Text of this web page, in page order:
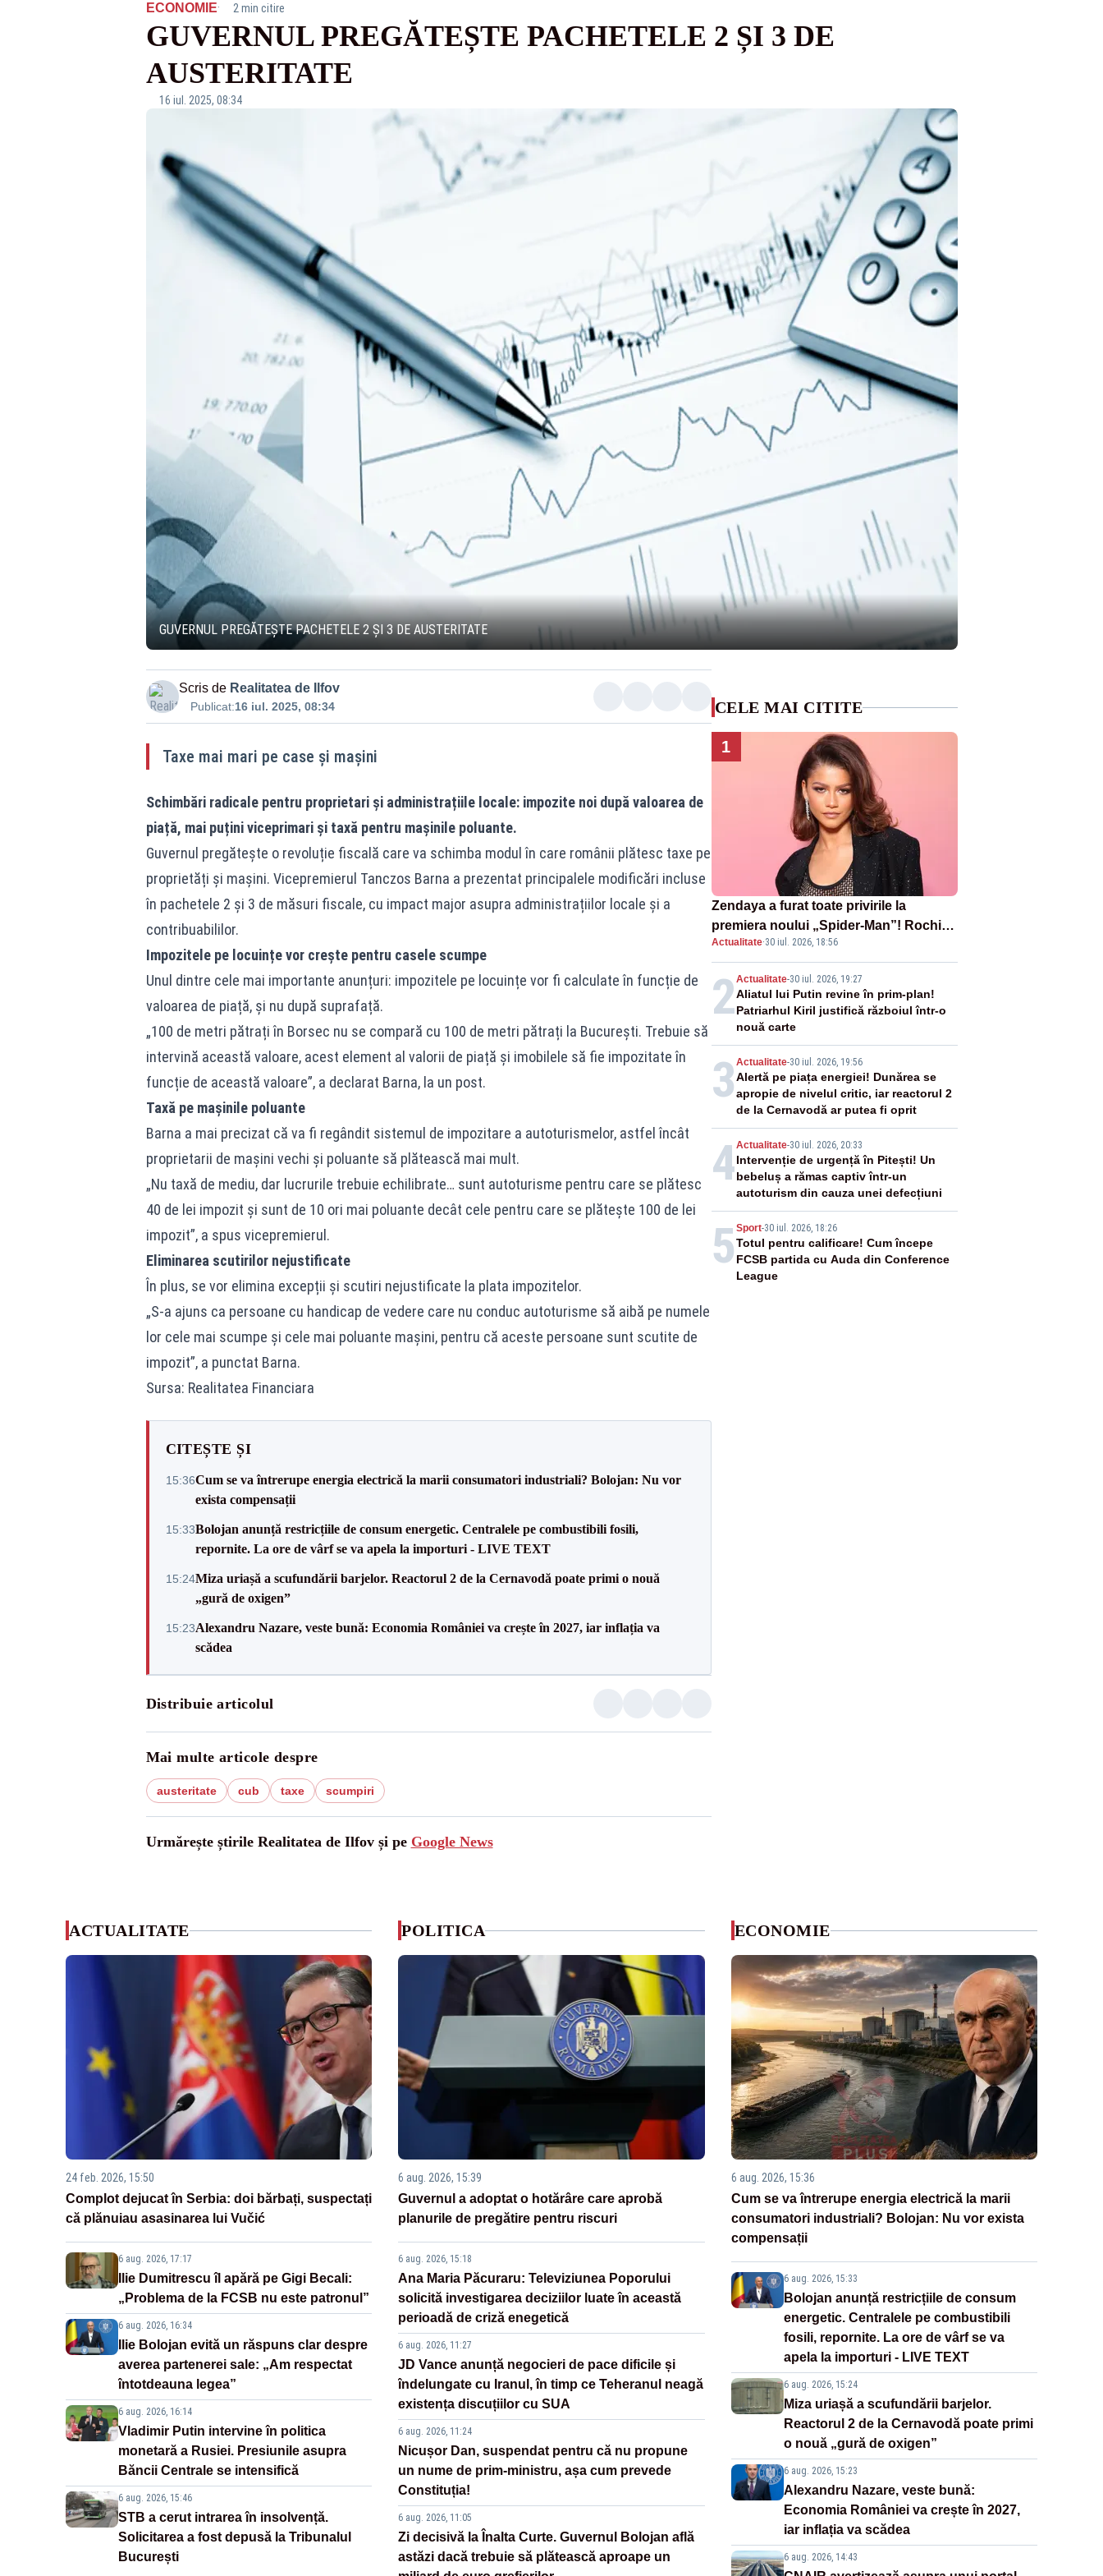
ECONOMIE· 2 min citire
GUVERNUL PREGĂTEȘTE PACHETELE 2 ȘI 3 DE
AUSTERITATE
16 iul. 2025, 08:34
GUVERNUL PREGĂTEȘTE PACHETELE 2 ȘI 3 DE AUSTERITATE
Scris de Realitatea de Ilfov
Publicat:16 iul. 2025, 08:34
Taxe mai mari pe case și mașini
Schimbări radicale pentru proprietari și administrațiile locale: impozite noi după valoarea de
piață, mai puțini viceprimari și taxă pentru mașinile poluante.
Guvernul pregătește o revoluție fiscală care va schimba modul în care românii plătesc taxe pe
proprietăți și mașini. Vicepremierul Tanczos Barna a prezentat principalele modificări incluse
în pachetele 2 și 3 de măsuri fiscale, cu impact major asupra administrațiilor locale și a
contribuabililor.
Impozitele pe locuințe vor crește pentru casele scumpe
Unul dintre cele mai importante anunțuri: impozitele pe locuințe vor fi calculate în funcție de
valoarea de piață, și nu după suprafață.
„100 de metri pătrați în Borsec nu se compară cu 100 de metri pătrați la București. Trebuie să
intervină această valoare, acest element al valorii de piață și imobilele să fie impozitate în
funcție de această valoare”, a declarat Barna, la un post.
Taxă pe mașinile poluante
Barna a mai precizat că va fi regândit sistemul de impozitare a autoturismelor, astfel încât
proprietarii de mașini vechi și poluante să plătească mai mult.
„Nu taxă de mediu, dar lucrurile trebuie echilibrate… sunt autoturisme pentru care se plătesc
40 de lei impozit și sunt de 10 ori mai poluante decât cele pentru care se plătește 100 de lei
impozit”, a spus vicepremierul.
Eliminarea scutirilor nejustificate
În plus, se vor elimina excepții și scutiri nejustificate la plata impozitelor.
„S-a ajuns ca persoane cu handicap de vedere care nu conduc autoturisme să aibă pe numele
lor cele mai scumpe și cele mai poluante mașini, pentru că aceste persoane sunt scutite de
impozit”, a punctat Barna.
Sursa: Realitatea Financiara
CITEȘTE ȘI
15:36Cum se va întrerupe energia electrică la marii consumatori industriali? Bolojan: Nu vor
exista compensații
15:33Bolojan anunță restricțiile de consum energetic. Centralele pe combustibili fosili,
repornite. La ore de vârf se va apela la importuri - LIVE TEXT
15:24Miza uriașă a scufundării barjelor. Reactorul 2 de la Cernavodă poate primi o nouă
„gură de oxigen”
15:23Alexandru Nazare, veste bună: Economia României va crește în 2027, iar inflația va
scădea
Distribuie articolul
Mai multe articole despre
austeritate cub taxe scumpiri
Urmărește știrile Realitatea de Ilfov și pe Google News
CELE MAI CITITE
1
Zendaya a furat toate privirile la
premiera noului „Spider-Man”! Rochia
inspirată de pânza de păianjen a făcut
senzație
Actualitate·30 iul. 2026, 18:56
2Actualitate-30 iul. 2026, 19:27
Aliatul lui Putin revine în prim-plan!
Patriarhul Kiril justifică războiul într-o
nouă carte
3 Actualitate-30 iul. 2026, 19:56
Alertă pe piața energiei! Dunărea se
apropie de nivelul critic, iar reactorul 2
de la Cernavodă ar putea fi oprit
4Actualitate-30 iul. 2026, 20:33
Intervenție de urgență în Pitești! Un
bebeluș a rămas captiv într-un
autoturism din cauza unei defecțiuni
5 Sport-30 iul. 2026, 18:26
Totul pentru calificare! Cum începe
FCSB partida cu Auda din Conference
League
ACTUALITATE
24 feb. 2026, 15:50
Complot dejucat în Serbia: doi bărbați, suspectați
că plănuiau asasinarea lui Vučić
6 aug. 2026, 17:17
Ilie Dumitrescu îl apără pe Gigi Becali:
„Problema de la FCSB nu este patronul”
6 aug. 2026, 16:34
Ilie Bolojan evită un răspuns clar despre
averea partenerei sale: „Am respectat
întotdeauna legea”
6 aug. 2026, 16:14
Vladimir Putin intervine în politica
monetară a Rusiei. Presiunile asupra
Băncii Centrale se intensifică
6 aug. 2026, 15:46
STB a cerut intrarea în insolvență.
Solicitarea a fost depusă la Tribunalul
București
POLITICA
6 aug. 2026, 15:39
Guvernul a adoptat o hotărâre care aprobă
planurile de pregătire pentru riscuri
6 aug. 2026, 15:18
Ana Maria Păcuraru: Televiziunea Poporului
solicită investigarea deciziilor luate în această
perioadă de criză enegetică
6 aug. 2026, 11:27
JD Vance anunță negocieri de pace dificile și
îndelungate cu Iranul, în timp ce Teheranul neagă
existența discuțiilor cu SUA
6 aug. 2026, 11:24
Nicușor Dan, suspendat pentru că nu propune
un nume de prim-ministru, așa cum prevede
Constituția!
6 aug. 2026, 11:05
Zi decisivă la Înalta Curte. Guvernul Bolojan află
astăzi dacă trebuie să plătească aproape un
ECONOMIE
6 aug. 2026, 15:36
Cum se va întrerupe energia electrică la marii
consumatori industriali? Bolojan: Nu vor exista
compensații
6 aug. 2026, 15:33
Bolojan anunță restricțiile de consum
energetic. Centralele pe combustibili
fosili, repornite. La ore de vârf se va
apela la importuri - LIVE TEXT
6 aug. 2026, 15:24
Miza uriașă a scufundării barjelor.
Reactorul 2 de la Cernavodă poate primi
o nouă „gură de oxigen”
6 aug. 2026, 15:23
Alexandru Nazare, veste bună:
Economia României va crește în 2027,
iar inflația va scădea
6 aug. 2026, 14:43